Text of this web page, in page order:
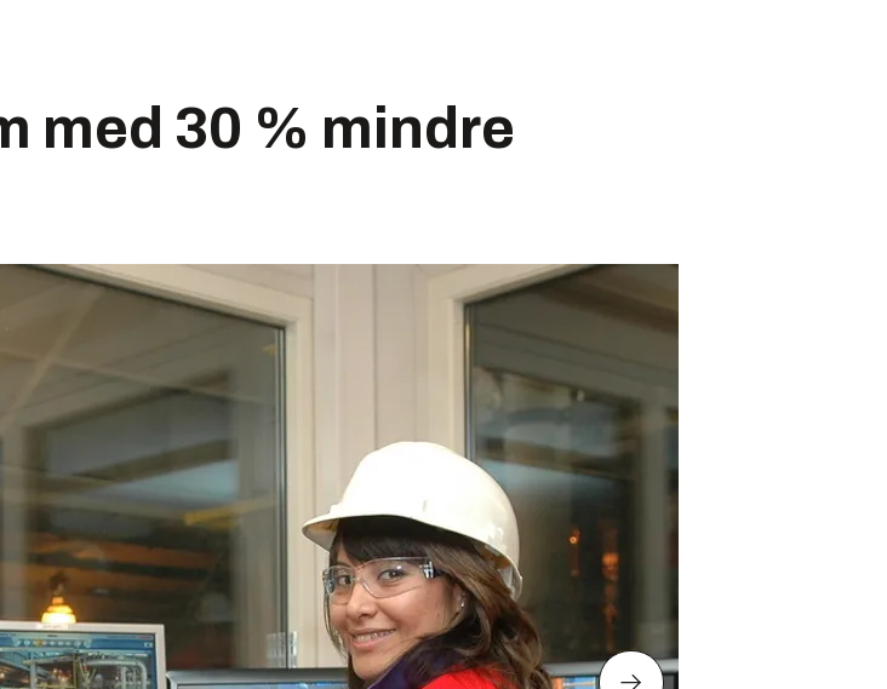
med 30 % mindre